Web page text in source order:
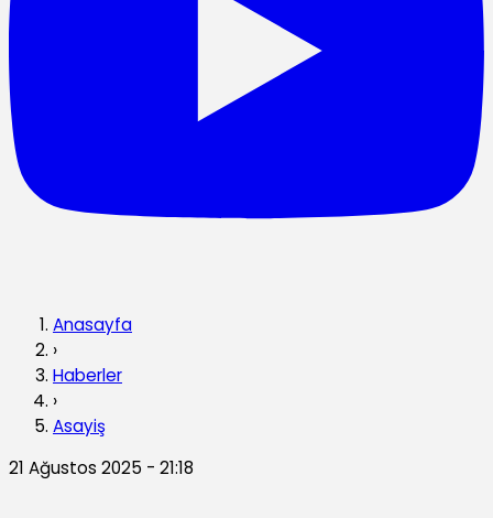
Anasayfa
›
Haberler
›
Asayiş
21 Ağustos 2025 - 21:18